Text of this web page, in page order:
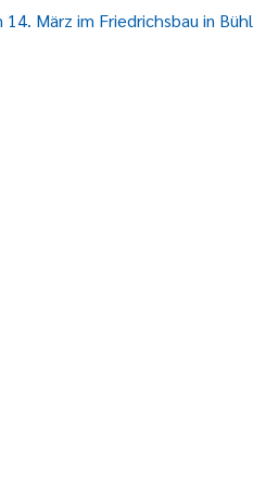
März im Friedrichsbau in Bühl